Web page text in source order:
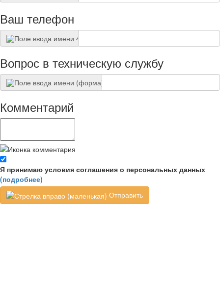
Ваш телефон
Вопрос в техническую службу
Комментарий
Я принимаю условия соглашения о персональных данных
(подробнее)
Отправить